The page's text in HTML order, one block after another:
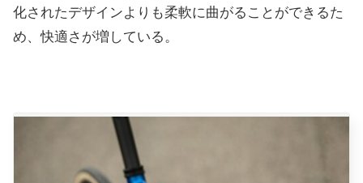
化されたデザインよりも柔軟に曲がることができるた
め、快適さが増している。